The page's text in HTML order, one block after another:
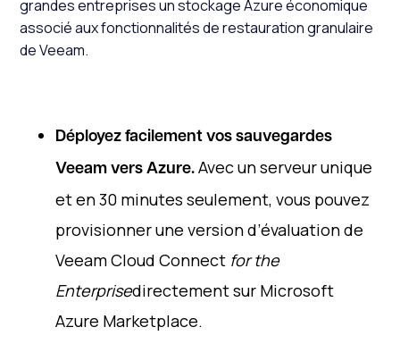
grandes entreprises un stockage Azure économique
associé aux fonctionnalités de restauration granulaire
de Veeam.
Déployez facilement vos sauvegardes
Veeam vers Azure. Avec un serveur unique
et en 30 minutes seulement, vous pouvez
provisionner une version d’évaluation de
Veeam Cloud Connect for the
Enterprisedirectement sur Microsoft
Azure Marketplace.